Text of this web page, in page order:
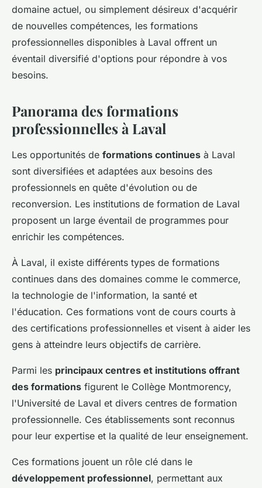
domaine actuel, ou simplement désireux d'acquérir
de nouvelles compétences, les formations
professionnelles disponibles à Laval offrent un
éventail diversifié d'options pour répondre à vos
besoins.
Panorama des formations
professionnelles à Laval
Les opportunités de formations continues à Laval
sont diversifiées et adaptées aux besoins des
professionnels en quête d'évolution ou de
reconversion. Les institutions de formation de Laval
proposent un large éventail de programmes pour
enrichir les compétences.
À Laval, il existe différents types de formations
continues dans des domaines comme le commerce,
la technologie de l'information, la santé et
l'éducation. Ces formations vont de cours courts à
des certifications professionnelles et visent à aider les
gens à atteindre leurs objectifs de carrière.
Parmi les principaux centres et institutions offrant
des formations figurent le Collège Montmorency,
l'Université de Laval et divers centres de formation
professionnelle. Ces établissements sont reconnus
pour leur expertise et la qualité de leur enseignement.
Ces formations jouent un rôle clé dans le
développement professionnel, permettant aux